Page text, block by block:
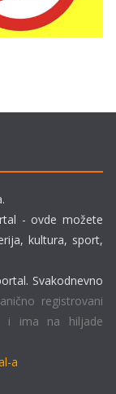
- ovde možete
kultura, sport,
Svakodnevno
registrovani
i ima na hiljade
a